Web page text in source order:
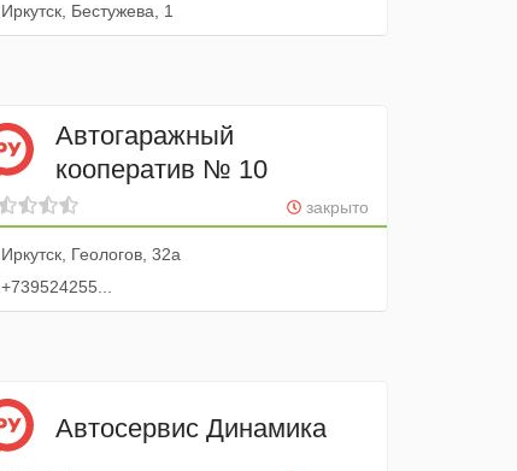
Иркутск, Бестужева, 1
Автогаражный
кооператив № 10
закрыто
Иркутск, Геологов, 32а
+739524255...
Автосервис Динамика